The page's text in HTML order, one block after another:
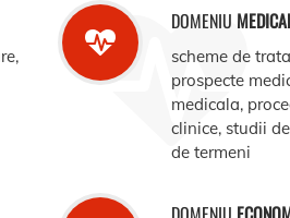
DOMENIU
scheme de
prospecte
medicala,
clinice, studii
de termeni